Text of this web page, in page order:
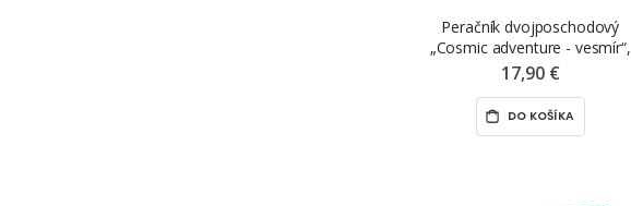
Peračník dvojposchodový
„Cosmic adventure - vesmír“,
2026, prázdny
17,90 €
DO KOŠÍKA